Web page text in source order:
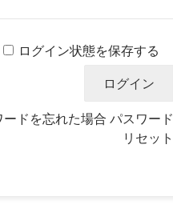
ログイン状態を保存する
ードを忘れた場合 パスワード
リセット